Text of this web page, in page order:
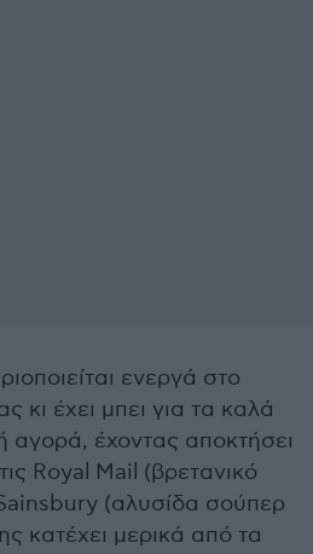
ενεργά στο
κι έχει μπει για τα καλά
αγορά, έχοντας αποκτήσει
Royal Mail (βρετανικό
(αλυσίδα σούπερ
κατέχει μερικά από τα